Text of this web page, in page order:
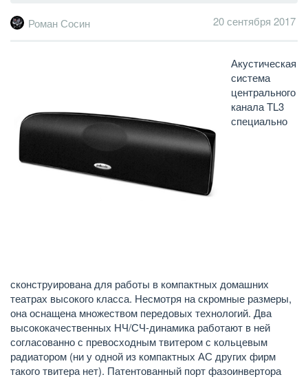
Роман Сосин 20 сентября 2017
Акустическая
система
центрального
канала TL3
специально
сконструирована для работы в компактных домашних
театрах высокого класса. Несмотря на скромные размеры,
она оснащена множеством передовых технологий. Два
высококачественных НЧ/СЧ-динамика работают в ней
согласованно с превосходным твитером с кольцевым
радиатором (ни у одной из компактных АС других фирм
такого твитера нет). Патентованный порт фазоинвертора